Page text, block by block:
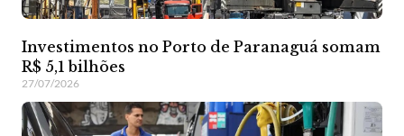
Investimentos no Porto de Paranaguá somam
R$ 5,1 bilhões
27/07/2026